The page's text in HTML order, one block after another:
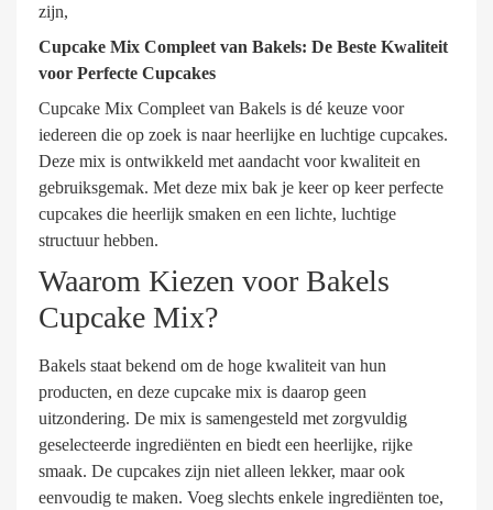
zijn,
Cupcake Mix Compleet van Bakels: De Beste Kwaliteit
voor Perfecte Cupcakes
Cupcake Mix Compleet van Bakels is dé keuze voor
iedereen die op zoek is naar heerlijke en luchtige cupcakes.
Deze mix is ontwikkeld met aandacht voor kwaliteit en
gebruiksgemak. Met deze mix bak je keer op keer perfecte
cupcakes die heerlijk smaken en een lichte, luchtige
structuur hebben.
Waarom Kiezen voor Bakels
Cupcake Mix?
Bakels staat bekend om de hoge kwaliteit van hun
producten, en deze cupcake mix is daarop geen
uitzondering. De mix is samengesteld met zorgvuldig
geselecteerde ingrediënten en biedt een heerlijke, rijke
smaak. De cupcakes zijn niet alleen lekker, maar ook
eenvoudig te maken. Voeg slechts enkele ingrediënten toe,